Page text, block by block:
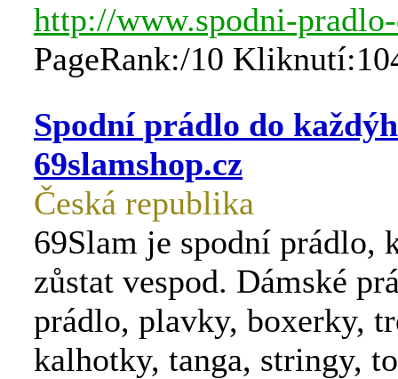
http://www.spodni-
PageRank:/10
Spodní prádlo do
69slamshop.cz
Česká republika
69Slam je spodní prádlo,
zůstat vespod. Dámské
prádlo, plavky, boxerky,
kalhotky, tanga, stringy,